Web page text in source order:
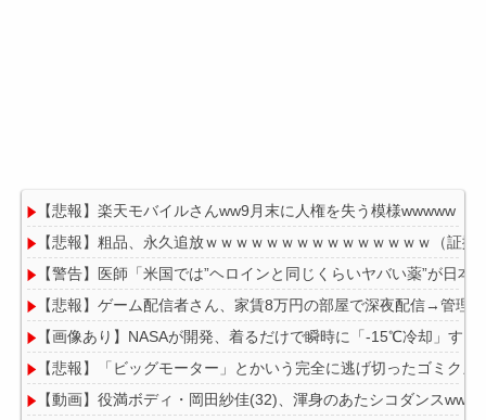
【悲報】楽天モバイルさんww9月末に人権を失う模様wwwww
【悲報】粗品、永久追放ｗｗｗｗｗｗｗｗｗｗｗｗｗｗｗ（証拠
【警告】医師「米国では”ヘロインと同じくらいヤバい薬”が日本
【悲報】ゲーム配信者さん、家賃8万円の部屋で深夜配信→管理
【画像あり】NASAが開発、着るだけで瞬時に「-15℃冷却」す
【悲報】「ビッグモーター」とかいう完全に逃げ切ったゴミクズ
【動画】役満ボディ・岡田紗佳(32)、渾身のあたシコダンス